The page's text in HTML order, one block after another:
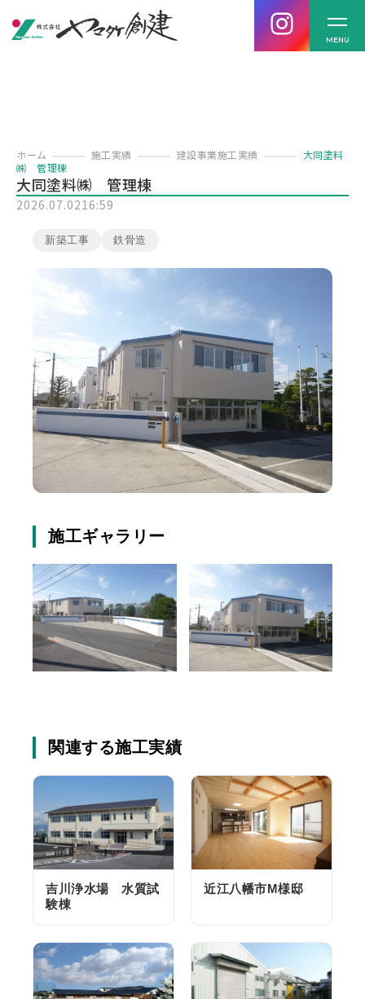
MENU
ホーム 施工実績 建設事業施工実績
大同塗料
㈱ 管理棟
大同塗料㈱ 管理棟
2026.07.0216:59
新築工事 鉄骨造
施工ギャラリー
関連する施工実績
吉川浄水場 水質試
験棟
近江八幡市M様邸